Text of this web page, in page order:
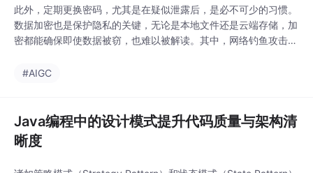
此外，定期更换密码，尤其是在疑似泄露后，是必不可少的习惯。
数据加密也是保护隐私的关键，无论是本地文件还是云端存储，加
密都能确保即使数据被窃，也难以被解读。其中，网络钓鱼攻击是
在看似无害的下载链接中，一旦安装，便会窃取数据或破坏系统。
#AIGC
Java编程中的设计模式提升代码质量与架构清
晰度